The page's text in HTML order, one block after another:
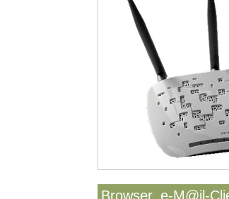
Browser, e-M@il-